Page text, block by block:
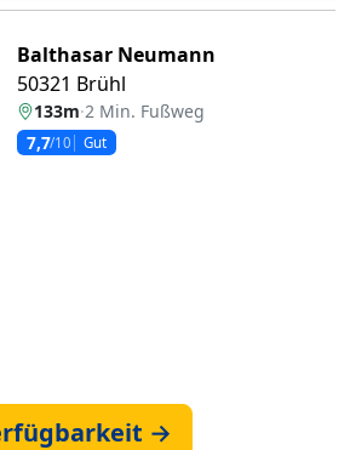
Balthasar Neumann
50321 Brühl
133m·2 Min. Fußweg
7,7/10 Gut
→